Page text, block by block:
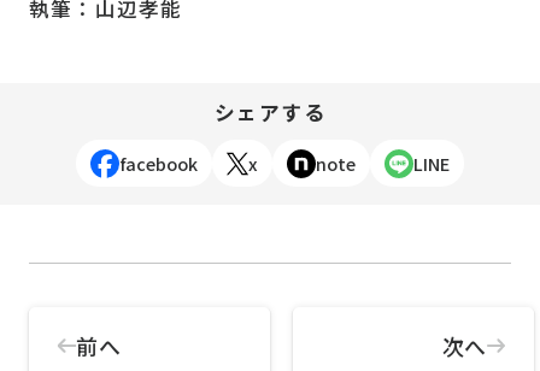
執筆：山辺孝能
シェアする
facebook x note LINE
前へ 次へ